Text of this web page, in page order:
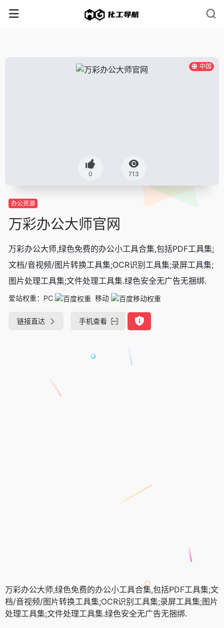
中国
0 713
办公资源
万彩办公大师官网
万彩办公大师,绿色免费的办公小工具合集,包括PDF工具集;
文档/音视频/图片转换工具集;OCR识别工具集;录屏工具集;
图片处理工具集;文件处理工具集.绿色安全无广告无捆绑.
爱站权重： PC 移动
链接直达 手机查看
万彩办公大师,绿色免费的办公小工具合集,包括PDF工具集;文
档/音视频/图片转换工具集;OCR识别工具集;录屏工具集;图片
处理工具集;文件处理工具集.绿色安全无广告无捆绑.